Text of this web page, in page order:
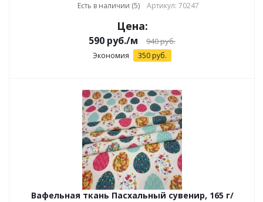
Есть в наличии (5) Артикул: 70247
Цена:
590 руб./м 940руб.
Экономия 350 руб.
Вафельная ткань Пасхальный сувенир, 165 г/